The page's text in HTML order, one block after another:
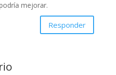
mejorar.
Responder